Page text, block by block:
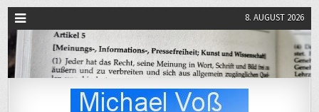
8. AUGUST 2026